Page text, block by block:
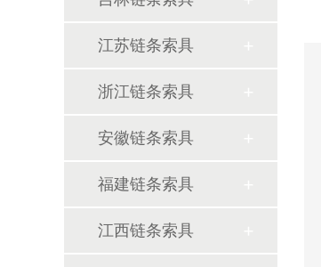
江苏链条索具
浙江链条索具
安徽链条索具
福建链条索具
江西链条索具